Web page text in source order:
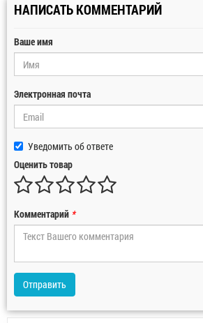
НАПИСАТЬ КОММЕНТАРИЙ
Ваше имя
Электронная почта
Уведомить об ответе
Оценить товар
Комментарий *
Отправить